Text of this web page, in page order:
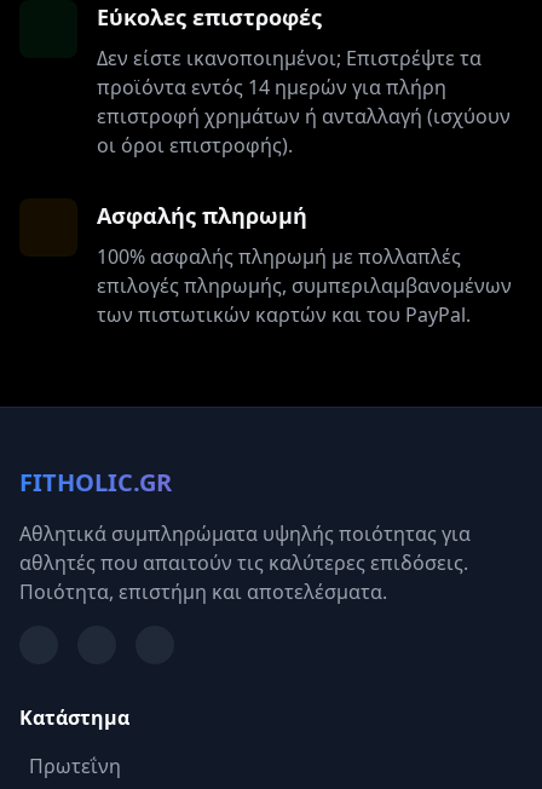
Εύκολες επιστροφές
Δεν είστε ικανοποιημένοι; Επιστρέψτε τα
προϊόντα εντός 14 ημερών για πλήρη
επιστροφή χρημάτων ή ανταλλαγή (ισχύουν
οι όροι επιστροφής).
Ασφαλής πληρωμή
100% ασφαλής πληρωμή με πολλαπλές
επιλογές πληρωμής, συμπεριλαμβανομένων
των πιστωτικών καρτών και του PayPal.
FITHOLIC.GR
Αθλητικά συμπληρώματα υψηλής ποιότητας για
αθλητές που απαιτούν τις καλύτερες επιδόσεις.
Ποιότητα, επιστήμη και αποτελέσματα.
Κατάστημα
Πρωτεΐνη